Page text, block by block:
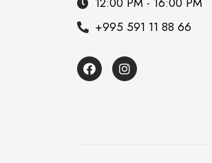
+995 591 11 88 66